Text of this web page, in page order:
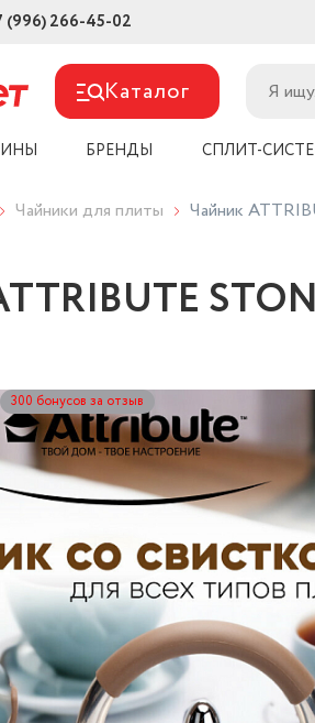
(996) 266-45-02
Каталог
БРЕНДЫ СПЛИТ-
Чайники для плиты Чайник
300 бонусов за отзыв